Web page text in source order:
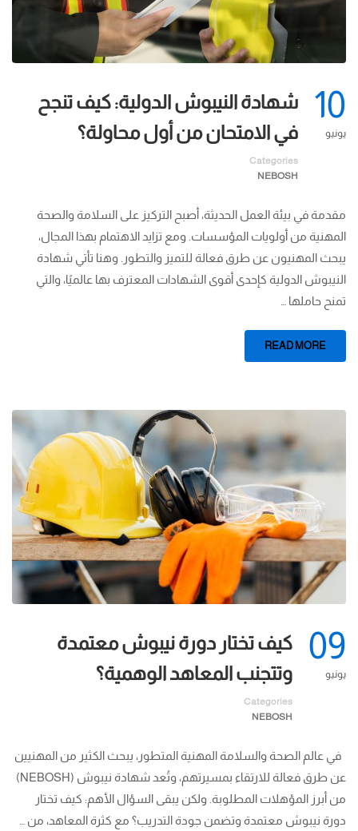
10
يونيو
شهادة النيبوش الدولية: كيف تنجح
في الامتحان من أول محاولة؟
Categories
NEBOSH
مقدمة في بيئة العمل الحديثة، أصبح التركيز على السلامة والصحة
المهنية من أولويات المؤسسات. ومع تزايد الاهتمام بهذا المجال،
يبحث المهنيون عن طرق فعالة للتميز والتطور. وهنا تأتي شهادة
النيبوش الدولية كإحدى أقوى الشهادات المعترف بها عالميًا، والتي
تمنح حاملها …
READ MORE
09
يونيو
كيف تختار دورة نيبوش معتمدة
وتتجنب المعاهد الوهمية؟
Categories
NEBOSH
في عالم الصحة والسلامة المهنية المتطور، يبحث الكثير من المهنيين
عن طرق فعالة للارتقاء بمسيرتهم، وتُعد شهادة نيبوش (NEBOSH)
من أبرز المؤهلات المطلوبة. ولكن يبقى السؤال الأهم: كيف تختار
دورة نيبوش معتمدة وتضمن جودة التدريب؟ مع كثرة المعاهد، من …